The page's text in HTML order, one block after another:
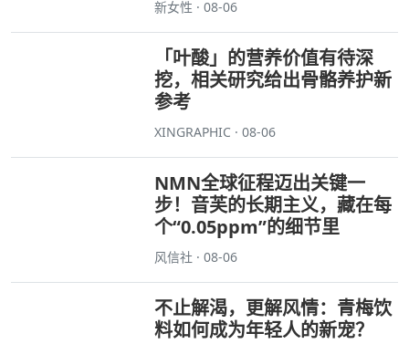
新女性 · 08-06
「叶酸」的营养价值有待深
挖，相关研究给出骨骼养护新
参考
XINGRAPHIC · 08-06
NMN全球征程迈出关键一
步！音芙的长期主义，藏在每
个“0.05ppm”的细节里
风信社 · 08-06
不止解渴，更解风情：青梅饮
料如何成为年轻人的新宠？